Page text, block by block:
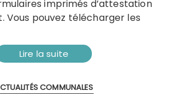
imprimés d’attestation
Vous pouvez télécharger les
Lire la suite
COMMUNALES